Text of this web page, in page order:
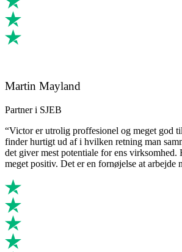
Martin Mayland
Partner i SJEB
“Victor er utrolig proffesionel og meget god
finder hurtigt ud af i hvilken retning man
det giver mest potentiale for ens
meget positiv. Det er en fornøjelse at arbejde